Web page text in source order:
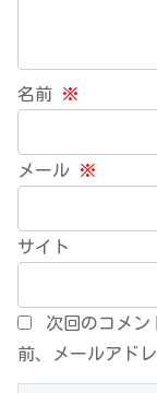
名前 ※
メール ※
サイト
次回のコメン
前、メールアド